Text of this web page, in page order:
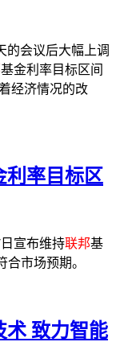
的会议后大幅上调
基金利率目标区间
经济情况的改
利率目标区
宣布维持联邦基
合市场预期。
术 致力智能